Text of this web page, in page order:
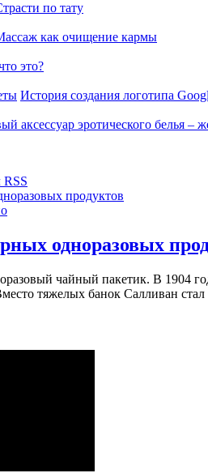
по тату
как очищение кармы
это?
История создания логотипа
аксессуар эротического белья –
RSS
одноразовых
чайный пакетик. В 1904
тяжелых банок Салливан